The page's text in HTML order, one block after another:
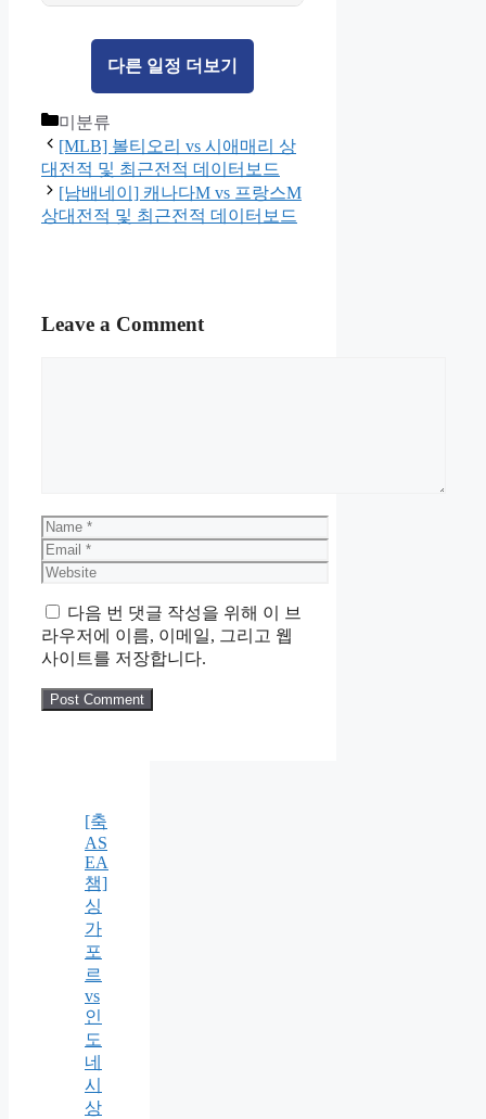
다른 일정 더보기
Categories
미분류
[MLB] 볼티오리 vs 시애매리 상
대전적 및 최근전적 데이터보드
[남배네이] 캐나다M vs 프랑스M
상대전적 및 최근전적 데이터보드
Leave a Comment
Name
Email
Website
다음 번 댓글 작성을 위해 이 브
라우저에 이름, 이메일, 그리고 웹
사이트를 저장합니다.
[축
AS
EA
챔]
싱
가
포
르
vs
인
도
네
시
상